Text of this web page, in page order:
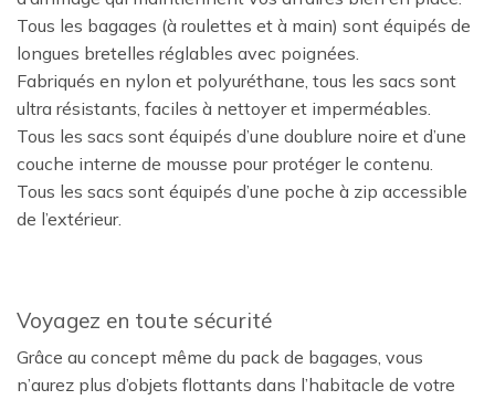
Tous les bagages (à roulettes et à main) sont équipés de
longues bretelles réglables avec poignées.
Fabriqués en nylon et polyuréthane, tous les sacs sont
ultra résistants, faciles à nettoyer et imperméables.
Tous les sacs sont équipés d’une doublure noire et d’une
couche interne de mousse pour protéger le contenu.
Tous les sacs sont équipés d’une poche à zip accessible
de l’extérieur.
Voyagez en toute sécurité
Grâce au concept même du pack de bagages, vous
n’aurez plus d’objets flottants dans l’habitacle de votre